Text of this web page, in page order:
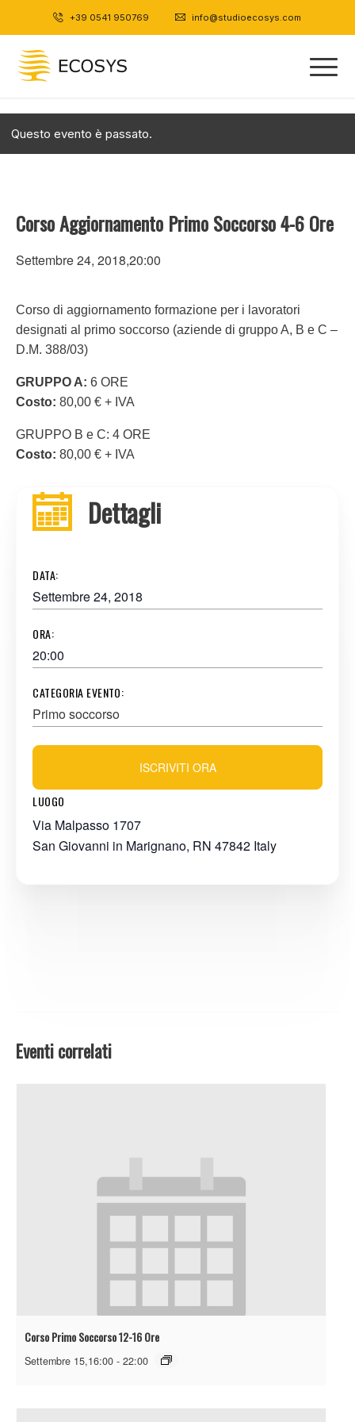
+39 0541 950769 info@studioecosys.com
Questo evento è passato.
Corso Aggiornamento Primo Soccorso 4-6 Ore
Settembre 24, 2018,20:00
Corso di aggiornamento formazione per i lavoratori
designati al primo soccorso (aziende di gruppo A, B e C –
D.M. 388/03)
GRUPPO A: 6 ORE
Costo: 80,00 € + IVA
GRUPPO B e C: 4 ORE
Costo: 80,00 € + IVA
Dettagli
DATA:
Settembre 24, 2018
ORA:
20:00
CATEGORIA EVENTO:
Primo soccorso
LUOGO
Via Malpasso 1707
San Giovanni in Marignano, RN 47842 Italy
ISCRIVITI ORA
Eventi correlati
Corso Primo Soccorso 12-16 Ore
Settembre 15,16:00 - 22:00